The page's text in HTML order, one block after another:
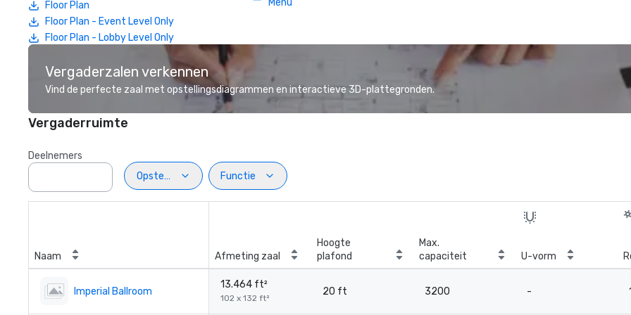
Floor Plan
Floor Plan - Event Level Only
Floor Plan - Lobby Level Only
Menu
Vergaderzalen verkennen
Vind de perfecte zaal met opstellingsdiagrammen en interactieve 3D-plattegronden.
Vergaderruimte
Deelnemers
Opstelling
Functie
Naam Afmeting zaal
Hoogte
plafond
Max.
capaciteit
U-vorm
Imperial Ballroom
13.464 ft²
102 x 132 ft²
20 ft 3200 -